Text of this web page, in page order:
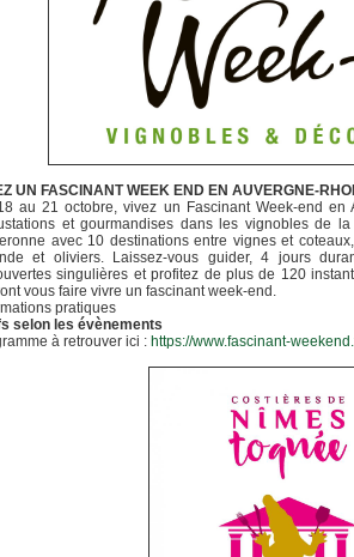
UN FASCINANT WEEK END EN AUVERGNE-
au 21 octobre, vivez un Fascinant Week-end en
et gourmandises dans les vignobles de
avec 10 destinations entre vignes et
et oliviers. Laissez-vous guider, 4 jours
singulières et profitez de plus de 120
vous faire vivre un fascinant week-end.
pratiques
selon les évènements
à retrouver ici : https://www.fascinant-